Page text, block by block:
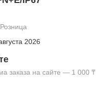
Розница
2026
заказа на сайте — 1 000 ₸